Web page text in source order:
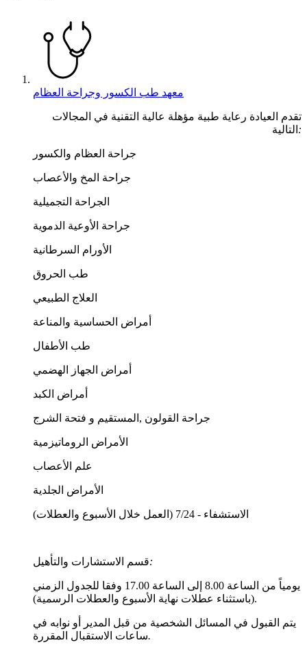
معهد طب الكسور وجراحة العظام
تقدم العيادة رعاية طبية مؤهلة عالية التقنية في المجالات
التالية :
جراحة العظام والكسور
جراحة المخ والأعصاب
الجراحة التجميلية
جراحة الأوعية الدموية
الأورام السرطانية
طب الحروق
العلاج الطبيعي
أمراض الحساسية والمناعة
طب الأطفال
أمراض الجهاز الهضمي
أمراض الكبد
جراحة القولون ,المستقيم و فتحة الشرج
الأمراض الروماتيزمية
علم الأعصاب
الأمراض الجلدية
الاستشفاء - 7/24 (العمل خلال الأسبوع والعطلات)
قسم الاستشارات والتأهيل:
يومياً من الساعة 8.00 إلى الساعة 17.00 وفقا للجدول الزمني
(باستثناء عطلات نهاية الأسبوع والعطلات الرسمية).
يتم القبول في المسائل الشخصية من قبل المدير أو نوابه في
ساعات الاستقبال المقررة.